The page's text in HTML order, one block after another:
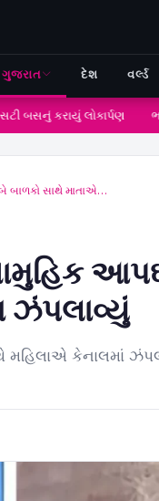
ગુજરાત દેશ વર્લ્ડ
બસનું કરાયું લોકાર્પણ
બાળકો સાથે માતાએ…
ઝંપલાવ્યું
મહિલાએ કેનાલમાં